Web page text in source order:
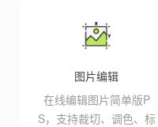
图片编辑
在线编辑图片简单版P
S，支持裁切、调色、标